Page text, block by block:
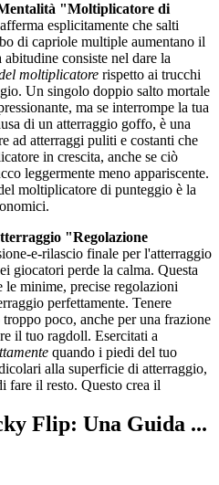
"Moltiplicatore di
esplicitamente che salti
di capriole multiple aumentano il
consiste nel dare la
moltiplicatore rispetto ai trucchi
Un singolo doppio salto mortale
ma se interrompe la tua
di un atterraggio goffo, è una
ad atterraggi puliti e costanti che
in crescita, anche se ciò
leggermente meno appariscente.
moltiplicatore di punteggio è la
"Regolazione
e-rilascio finale per l'atterraggio
giocatori perde la calma. Questa
le minime, precise regolazioni
perfettamente. Tenere
poco, anche per una frazione
il tuo ragdoll. Esercitati a
quando i piedi del tuo
alla superficie di atterraggio,
fare il resto. Questo crea il
Flip: Una Guida ...